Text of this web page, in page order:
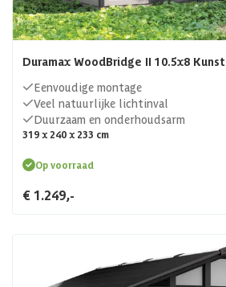
Duramax WoodBridge II 10.5x8
Eenvoudige montage
Veel natuurlijke lichtinval
Duurzaam en onderhoudsarm
319 x 240 x 233 cm
Op voorraad
€ 1.249,-